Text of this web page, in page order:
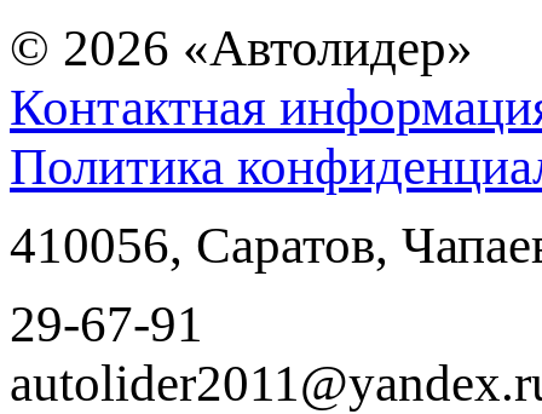
© 2026 «Автолидер»
Контактная
Политика
410056, Саратов,
29-67-91